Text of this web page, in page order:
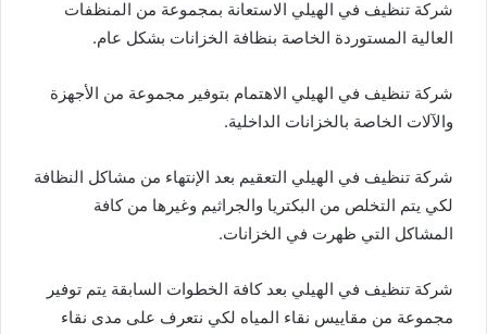
شركة تنظيف في الهيلي الاستعانة بمجموعة من المنظفات
العالية المستوردة الخاصة بنظافة الخزانات بشكل عام.
شركة تنظيف في الهيلي الاهتمام بتوفير مجموعة من الأجهزة
والآلات الخاصة بالخزانات الداخلية.
شركة تنظيف في الهيلي التعقيم بعد الإنتهاء من مشاكل النظافة
لكي يتم التخلص من البكتريا والجراثيم وغيرها من كافة
المشاكل التي ظهرت في الخزانات.
شركة تنظيف في الهيلي بعد كافة الخطوات السابقة يتم توفير
مجموعة من مقاييس نقاء المياه لكي نتعرف على مدى نقاء